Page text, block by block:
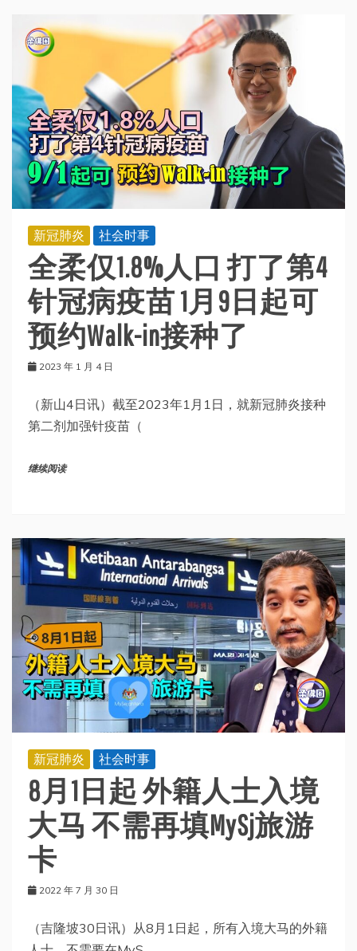
新冠肺炎 社会时事
全柔仅1.8%人口 打了第4
针冠病疫苗 1月9日起可
预约Walk-in接种了
2023 年 1 月 4 日
（新山4日讯）截至2023年1月1日，就新冠肺炎接种
第二剂加强针疫苗（
继续阅读
新冠肺炎 社会时事
8月1日起 外籍人士入境
大马 不需再填MySj旅游
卡
2022 年 7 月 30 日
（吉隆坡30日讯）从8月1日起，所有入境大马的外籍